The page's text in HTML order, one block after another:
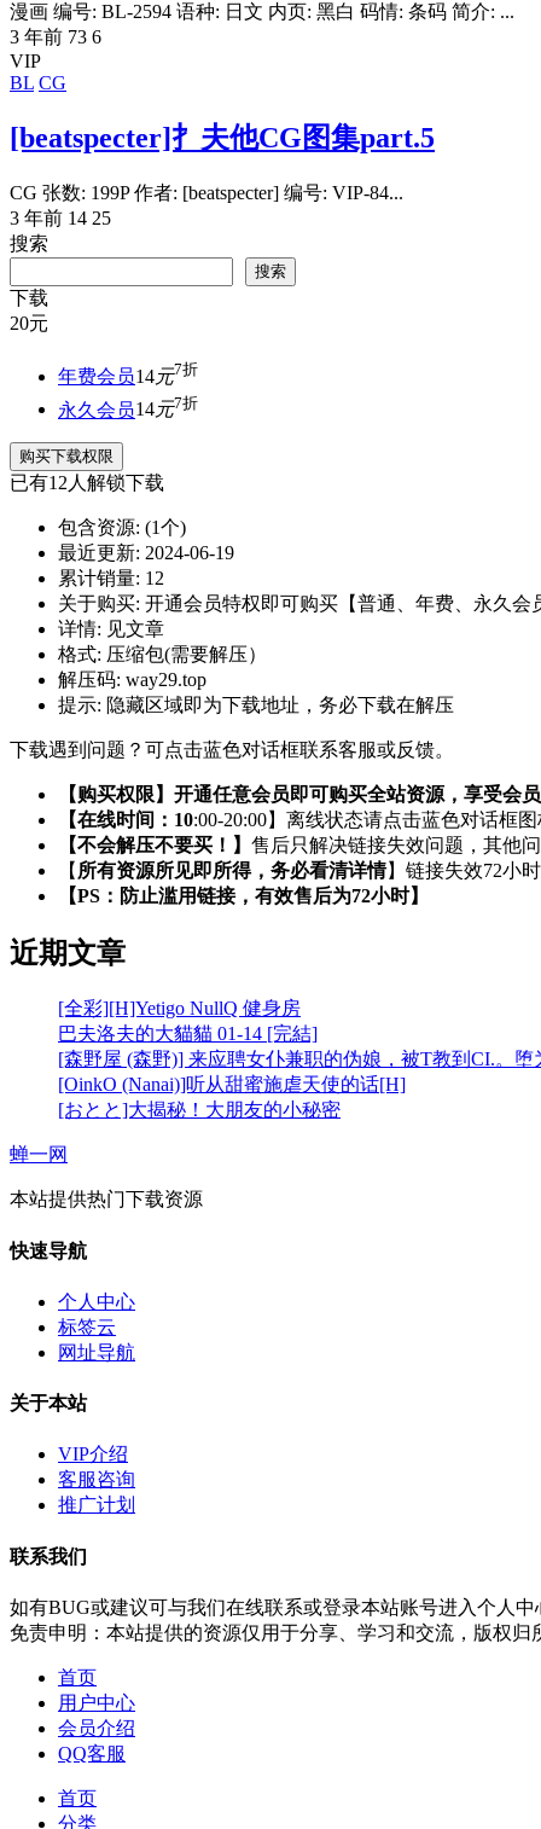
漫画 编号: BL-2594 语种: 日文 内页: 黑白 码情: 条码 简介: ...
3 年前 73 6
VIP
BL CG
[beatspecter]扌夫他CG图集part.5
CG 张数: 199P 作者: [beatspecter] 编号: VIP-84...
3 年前 14 25
搜索
搜索
下载
20元
年费会员14元7折
永久会员14元7折
购买下载权限
已有12人解锁下载
包含资源: (1个)
最近更新: 2024-06-19
累计销量: 12
关于购买: 开通会员特权即可购买【普通、年费、永久会
详情: 见文章
格式: 压缩包(需要解压）
解压码: way29.top
提示: 隐藏区域即为下载地址，务必下载在解压
下载遇到问题？可点击蓝色对话框联系客服或反馈。
【购买权限】开通任意会员即可购买全站资源，享受会
【在线时间：10:00-20:00】离线状态请点击蓝色对话框
【不会解压不要买！】 售后只解决链接失效问题，其他
【 所有资源所见即所得，务必看清详情】链接失效72小
【PS：防止滥用链接，有效售后为72小时】
近期文章
[全彩][H]Yetigo NullQ 健身房
巴夫洛夫的大貓貓 01-14 [完結]
[森野屋 (森野)] 来应聘女仆兼职的伪娘，被T教到CI.。堕
[OinkO (Nanai)]听从甜蜜施虐天使的话[H]
[おとと]大揭秘！大朋友的小秘密
蝉一网
本站提供热门下载资源
快速导航
个人中心
标签云
网址导航
关于本站
VIP介绍
客服咨询
推广计划
联系我们
如有BUG或建议可与我们在线联系或登录本站账号进入个人中
免责申明：本站提供的资源仅用于分享、学习和交流，版权
首页
用户中心
会员介绍
QQ客服
首页
分类